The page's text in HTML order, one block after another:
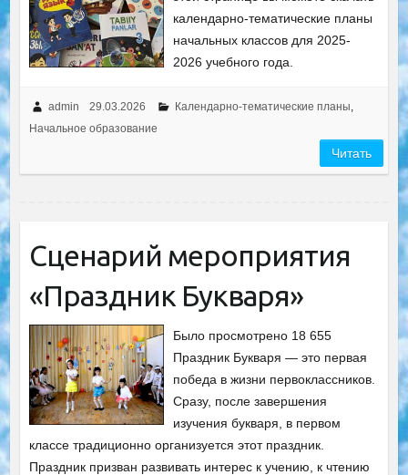
календарнo-тематические планы
начальных классов для 2025-
2026 учебного года.
admin 29.03.2026 Календарно-тематические планы,
Начальное образование
Читать
Сценарий мероприятия
«Праздник Букваря»
Было просмотрено 18 655
Праздник Букваря — это первая
победа в жизни первоклассников.
Сразу, после завершения
изучения букваря, в первом
классе традиционно организуется этот праздник.
Праздник призван развивать интерес к учению, к чтению